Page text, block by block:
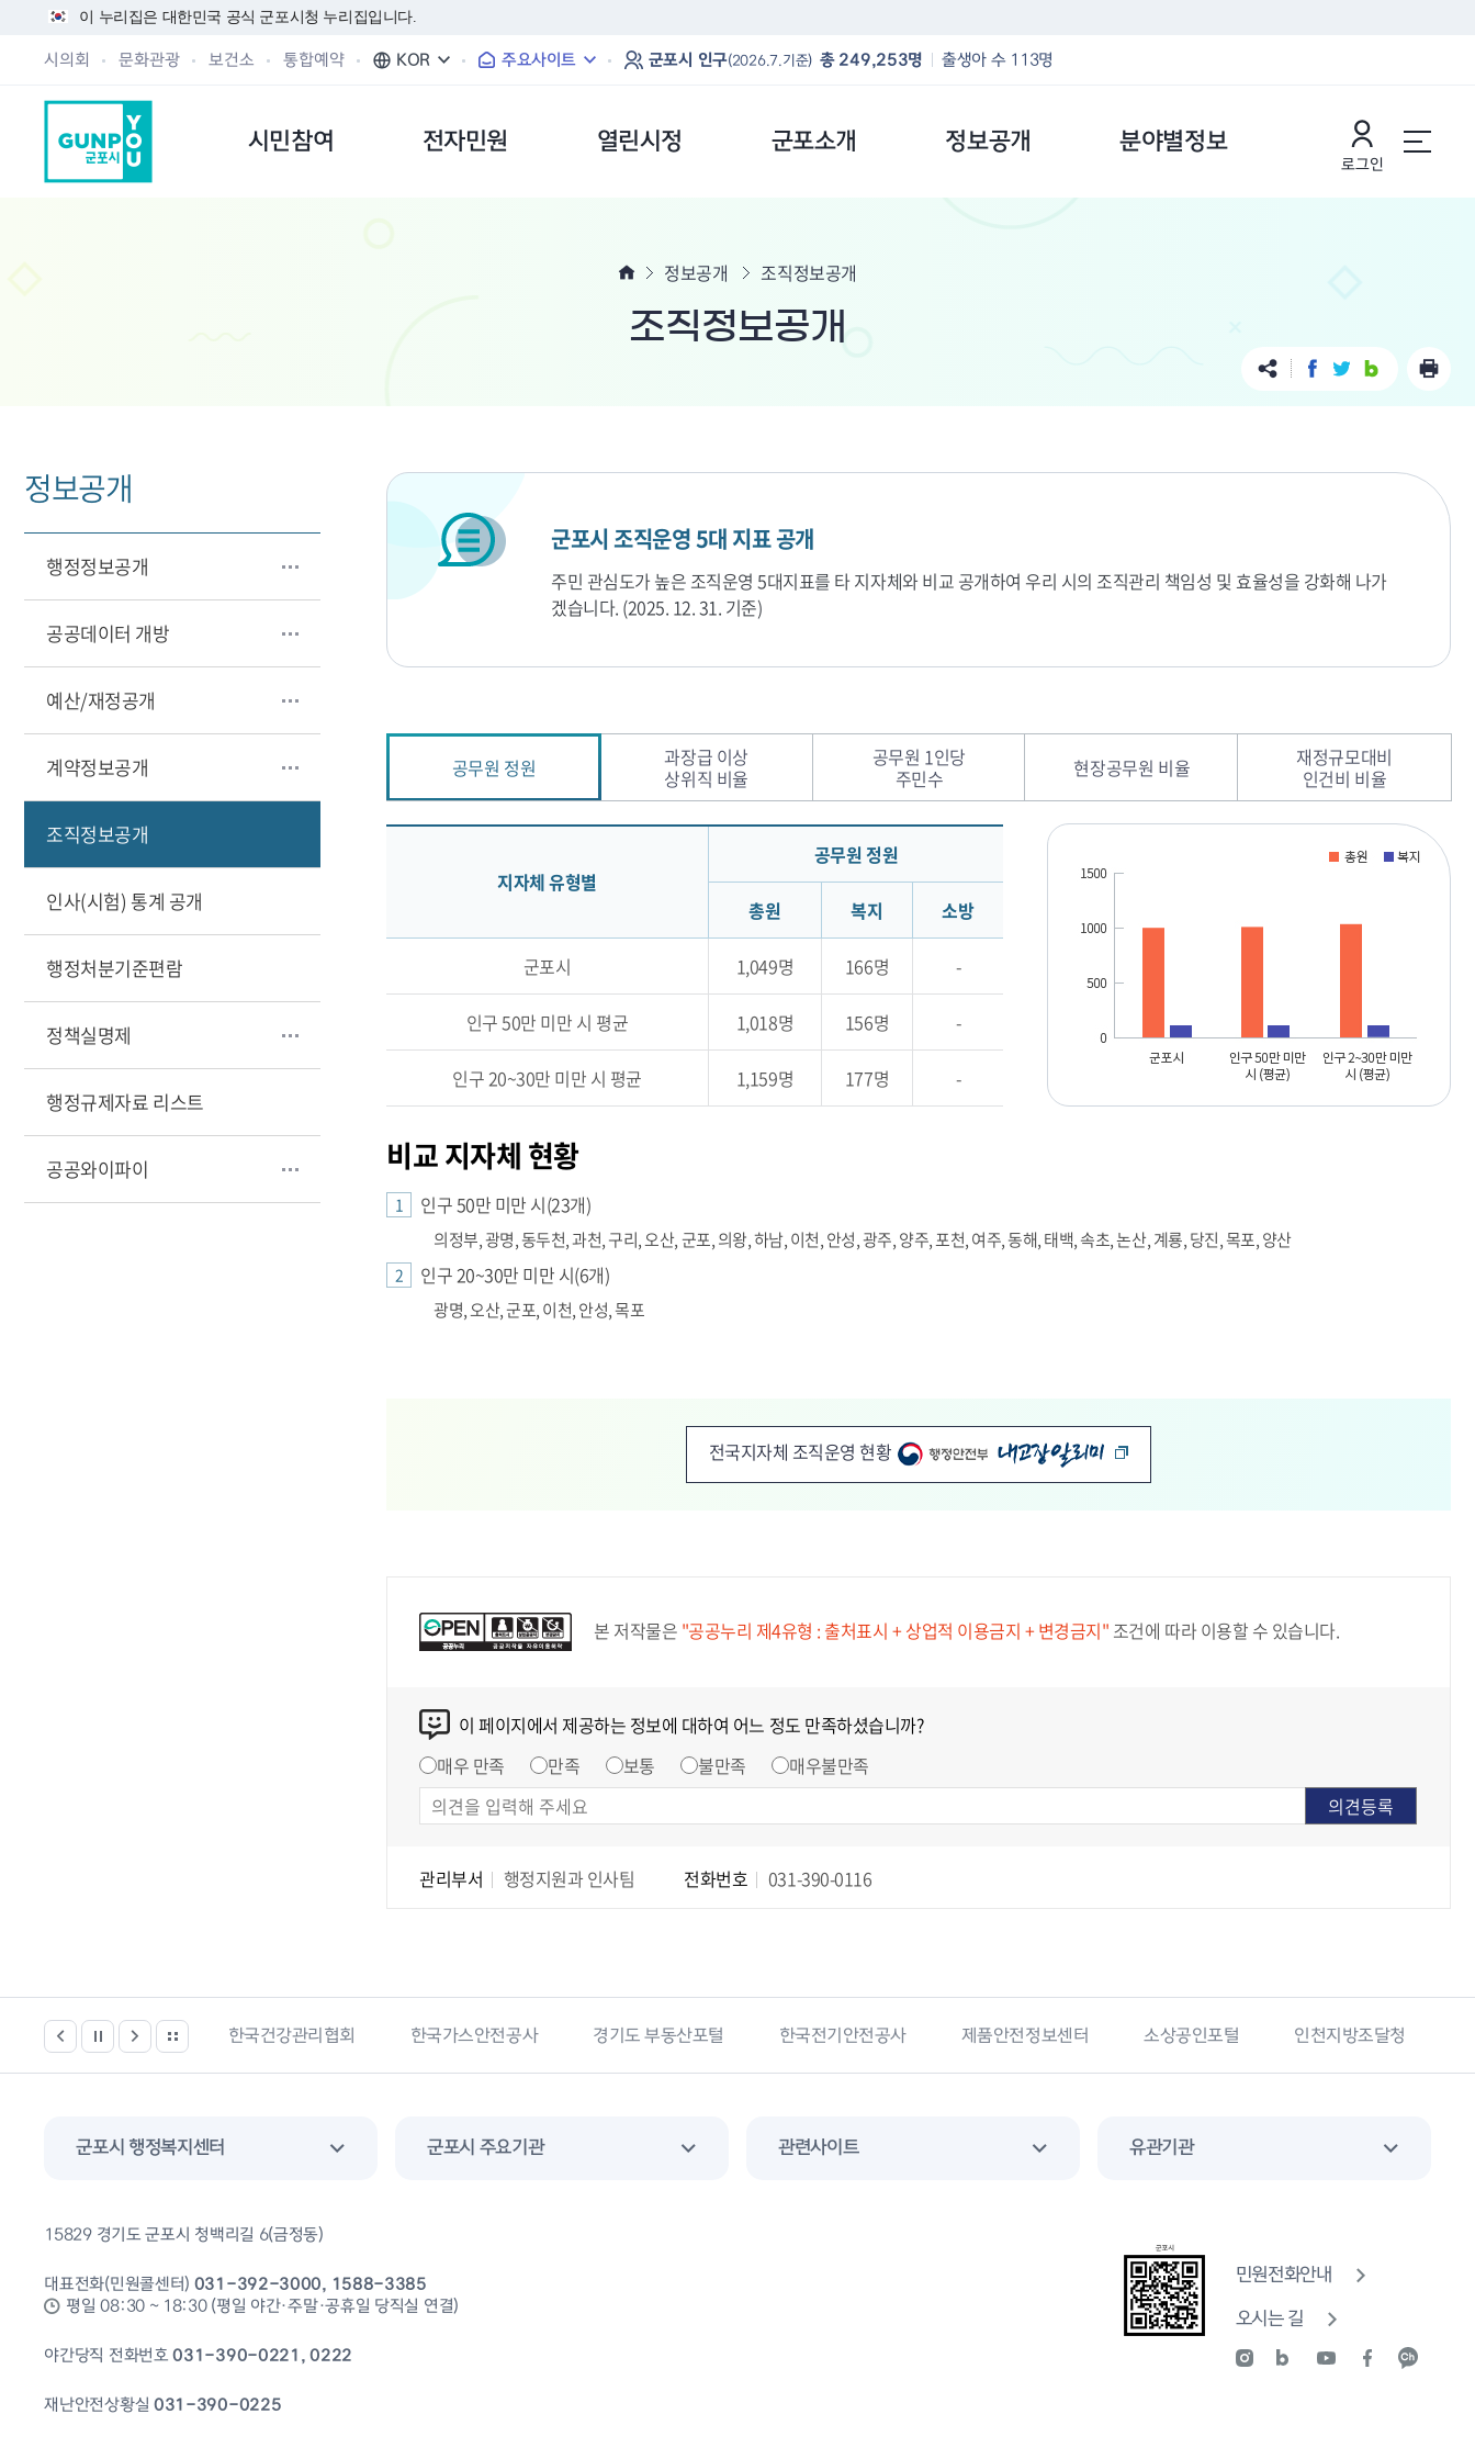
이 누리집은 대한민국 공식 군포시청 누리집입니다.
시의회 문화관광 보건소 통합예약 KOR 주요사이트 군포시 인구(2026.7.기준) 총 249,253명 출생아 수 113명
시민참여 전자민원 열린시정 군포소개 정보공개 분야별정보
로그인
정보공개
행정정보공개
공공데이터 개방
예산/재정공개
계약정보공개
조직정보공개
인사(시험) 통계 공개
행정처분기준편람
정책실명제
행정규제자료 리스트
공공와이파이
정보공개 조직정보공개
조직정보공개
군포시 조직운영 5대 지표 공개
주민 관심도가 높은 조직운영 5대지표를 타 지자체와 비교 공개하여 우리 시의 조직관리 책임성 및 효율성을 강화해 나가
겠습니다. (2025. 12. 31. 기준)
공무원 정원
과장급 이상
상위직 비율
공무원 1인당
주민수
현장공무원 비율
재정규모대비
인건비 비율
지자체 유형별
공무원 정원
총원 복지 소방
군포시 1,049명 166명 -
인구 50만 미만 시 평균 1,018명 156명 -
인구 20~30만 미만 시 평균 1,159명 177명 -
비교 지자체 현황
인구 50만 미만 시(23개)
의정부, 광명, 동두천, 과천, 구리, 오산, 군포, 의왕, 하남, 이천, 안성, 광주, 양주, 포천, 여주, 동해, 태백, 속초, 논산, 계룡, 당진, 목포, 양산
인구 20~30만 미만 시(6개)
광명, 오산, 군포, 이천, 안성, 목포
전국지자체 조직운영 현황
본 저작물은 "공공누리 제4유형 : 출처표시 + 상업적 이용금지 + 변경금지" 조건에 따라 이용할 수 있습니다.
이 페이지에서 제공하는 정보에 대하여 어느 정도 만족하셨습니까?
매우 만족
만족 보통 불만족 매우불만족
관리부서 행정지원과 인사팀 전화번호 031-390-0116
시설 등 위치찾기서비스 한국건강관리협회 한국가스안전공사 경기도 부동산포털 한국전기안전공사 제품안전정보센터 소상공인포털 인천지방조달청
군포시 행정복지센터 군포시 주요기관 관련사이트 유관기관
15829 경기도 군포시 청백리길 6(금정동)
대표전화(민원콜센터) 031-392-3000, 1588-3385
평일 08:30 ~ 18:30 (평일 야간·주말·공휴일 당직실 연결)
야간당직 전화번호031-390-0221, 0222
재난안전상황실 031-390-0225
민원전화안내
오시는 길